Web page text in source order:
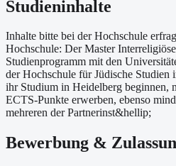
Studieninhalte
Inhalte bitte bei der Hochschule
Hochschule: Der Master
Studienprogramm mit den
der Hochschule für Jüdische Studien
ihr Studium in Heidelberg beginnen,
ECTS-Punkte erwerben, ebenso
mehreren der Partnerinst&hellip;
Bewerbung &